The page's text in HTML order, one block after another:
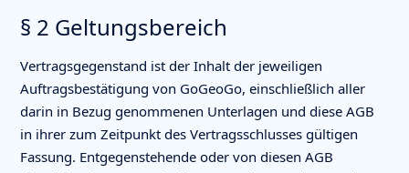
§ 2 Geltungsbereich
Vertragsgegenstand ist der Inhalt der jeweiligen
Auftragsbestätigung von GoGeoGo, einschließlich aller
darin in Bezug genommenen Unterlagen und diese AGB
in ihrer zum Zeitpunkt des Vertragsschlusses gültigen
Fassung. Entgegenstehende oder von diesen AGB